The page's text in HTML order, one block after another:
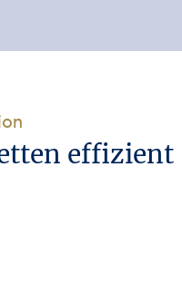
effizient